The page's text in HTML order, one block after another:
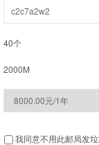
40个
2000M
我同意不用此邮局发